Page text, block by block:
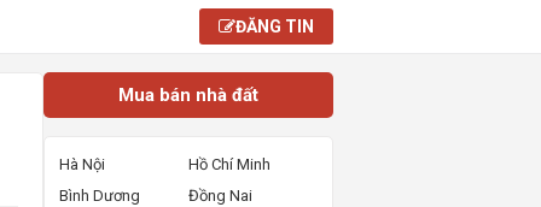
ĐĂNG TIN
Mua bán nhà đất
Hà Nội
Hồ Chí Minh
Bình Dương
Đồng Nai